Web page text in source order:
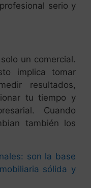
serio y
un comercial.
implica tomar
resultados,
tu tiempo y
Cuando
también los
son la base
sólida y